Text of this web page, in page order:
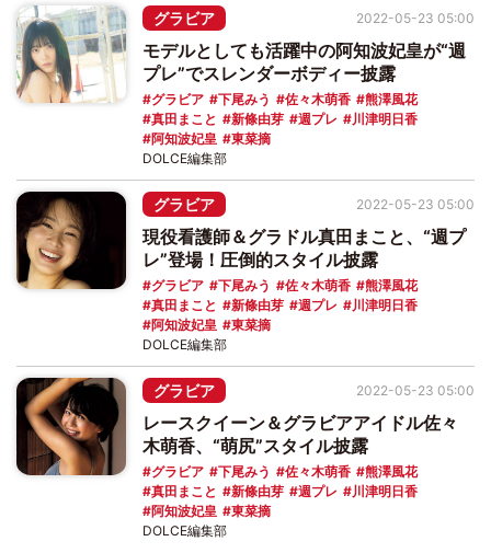
グラビア
モデルとしても活躍中の阿知波妃皇が“週
プレ”でスレンダーボディー披露
グラビア 下尾みう 佐々木萌香
熊澤風花
真田まこと
新條由芽 週プレ
川津明日香
阿知波妃皇
東菜摘
2022-05-23 05:00
DOLCE編集部
グラビア
現役看護師＆グラドル真田まこと、“週プ
レ”登場！圧倒的スタイル披露
グラビア 下尾みう 佐々木萌香
熊澤風花
真田まこと
新條由芽 週プレ
川津明日香
阿知波妃皇
東菜摘
2022-05-23 05:00
DOLCE編集部
グラビア
レースクイーン＆グラビアアイドル佐々
木萌香、“萌尻”スタイル披露
グラビア 下尾みう 佐々木萌香
熊澤風花
真田まこと
新條由芽 週プレ
川津明日香
阿知波妃皇
東菜摘
2022-05-23 05:00
DOLCE編集部